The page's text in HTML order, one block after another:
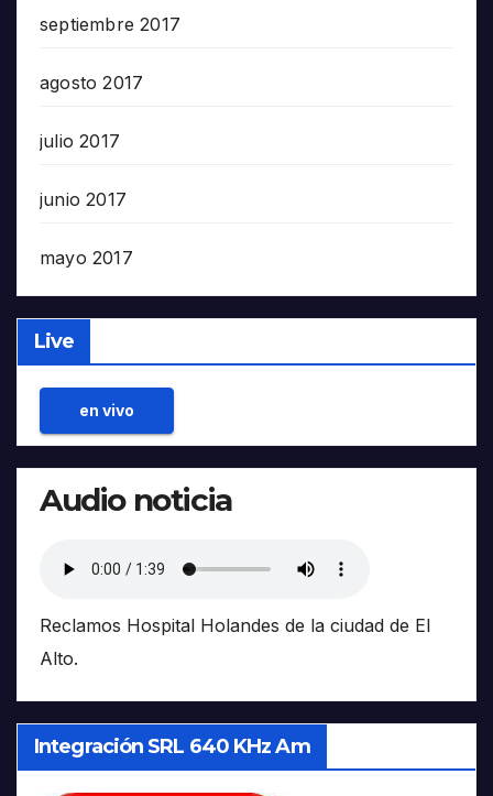
septiembre 2017
agosto 2017
julio 2017
junio 2017
mayo 2017
Live
en vivo
Audio noticia
Reclamos Hospital Holandes de la ciudad de El
Alto.
Integración SRL 640 KHz Am